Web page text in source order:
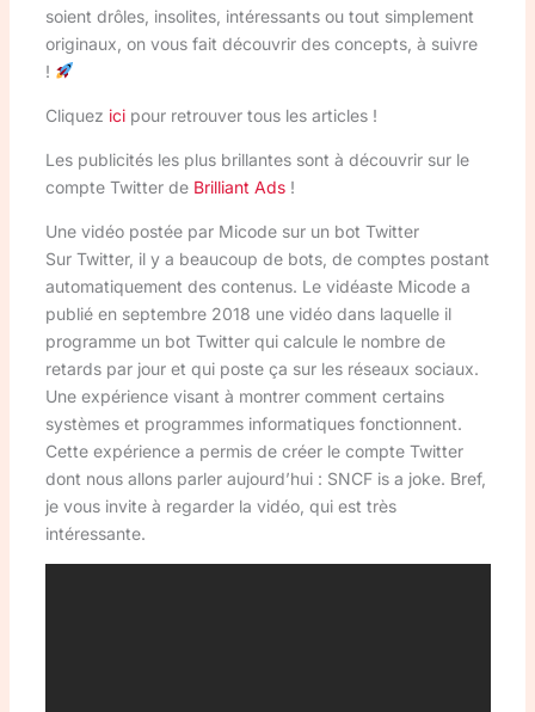
soient drôles, insolites, intéressants ou tout simplement
originaux, on vous fait découvrir des concepts, à suivre
!
Cliquez icipour retrouver tous les articles !
Les publicités les plus brillantes sont à découvrir sur le
compte Twitter de Brilliant Ads!
Une vidéo postée par Micode sur un bot Twitter
Sur Twitter, il y a beaucoup de bots, de comptes postant
automatiquement des contenus. Le vidéaste Micode a
publié en septembre 2018 une vidéo dans laquelle il
programme un bot Twitter qui calcule le nombre de
retards par jour et qui poste ça sur les réseaux sociaux.
Une expérience visant à montrer comment certains
systèmes et programmes informatiques fonctionnent.
Cette expérience a permis de créer le compte Twitter
dont nous allons parler aujourd’hui : SNCF is a joke. Bref,
je vous invite à regarder la vidéo, qui est très
intéressante.